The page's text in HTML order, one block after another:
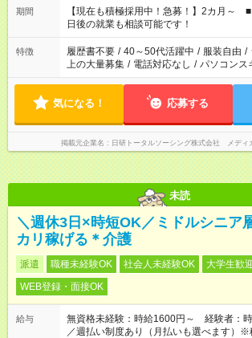
たくない」 など、ご希望を教えてくださいね。 ※Wワ
の方へ 今ご覧のお仕事で希望する勤務時
の勤務時間。 合計で週40時間を超える場
期間
【現在も積極採用中！急募！】2カ月～
日後の就業も相談可能です！
特徴 履歴書不要 / 40～50代活躍中 / 服装自由 /
上の大量募集 / 電話対応なし / パソコンス
気になる！ 応募する
掲載元企業名 日研トータルソーシング株式会社 メディ
未読
＼週休3日×時短OK／ミドルシニア
カリ稼げる＊介護
派遣 職種未経験OK 社会人未経験OK 大学生歓
WEB登録・面接OK
給与
無資格未経験：時給1600円～ 経験者：
／週払い制度あり（月払いも選べます）※